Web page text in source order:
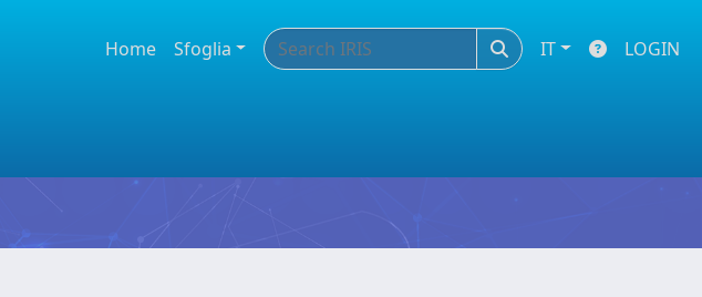
Home Sfoglia IT LOGIN